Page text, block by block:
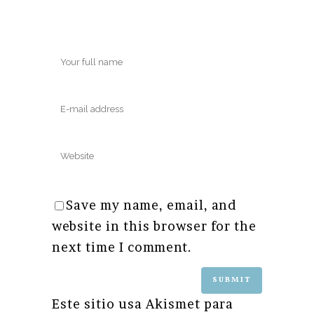
Save my name, email, and
website in this browser for the
next time I comment.
Este sitio usa Akismet para